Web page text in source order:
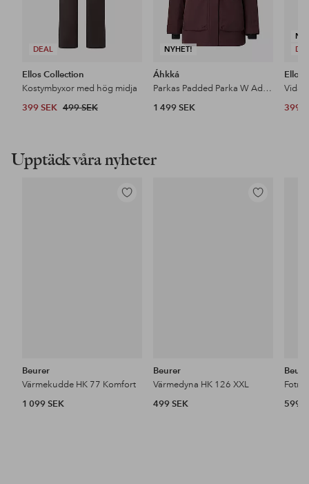
DEAL
Ellos Collection
Kostymbyxor med hög midja
399 SEK 499 SEK
NYHET!
Áhkká
Parkas Padded Parka W Adjustable Waist
1 499 SEK
Ellos
399
Upptäck våra nyheter
Lägg
Beurer
Värmekudde HK 77 Komfort
1 099 SEK
Lägg
Beurer
Värmedyna HK 126 XXL
499 SEK
599